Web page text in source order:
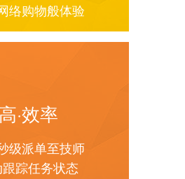
络购物般体验
高·效率
级派单至技师
跟踪任务状态